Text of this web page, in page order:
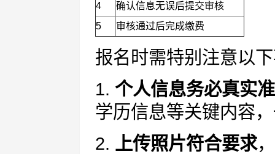
4
确认信息无误后提交审核
5
审核通过后完成缴费
报名时需特别注意以
1. 个人信息务必真实
学历信息等关键内容
2. 上传照片符合要求